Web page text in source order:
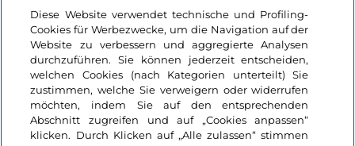
Login
Bleiben wir in Kontakt
Diese Website verwendet technische und Profiling-
Cookies für Werbezwecke, um die Navigation auf der
Website zu verbessern und aggregierte Analysen
durchzuführen. Sie können jederzeit entscheiden,
welchen Cookies (nach Kategorien unterteilt) Sie
zustimmen, welche Sie verweigern oder widerrufen
möchten, indem Sie auf den entsprechenden
Abschnitt zugreifen und auf „Cookies anpassen“
klicken. Durch Klicken auf „Alle zulassen“ stimmen